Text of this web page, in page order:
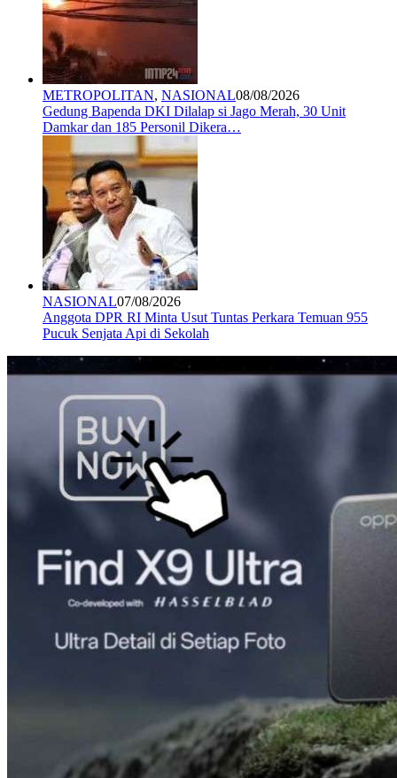
METROPOLITAN, NASIONAL08/08/2026
Gedung Bapenda DKI Dilalap si Jago Merah, 30 Unit
Damkar dan 185 Personil Dikera…
NASIONAL07/08/2026
Anggota DPR RI Minta Usut Tuntas Perkara Temuan 955
Pucuk Senjata Api di Sekolah